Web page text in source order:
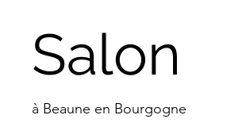
Salon
à Beaune en Bourgogne